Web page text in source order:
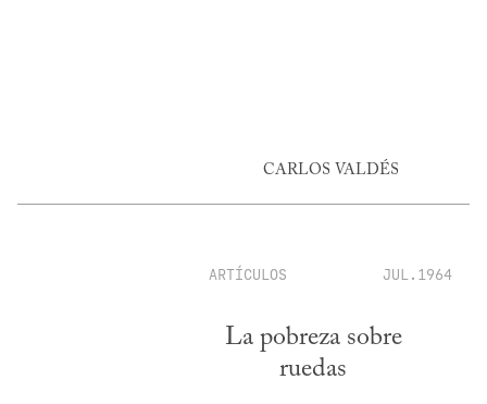
CARLOS VALDÉS
ARTÍCULOS JUL.1964
La pobreza sobre
ruedas